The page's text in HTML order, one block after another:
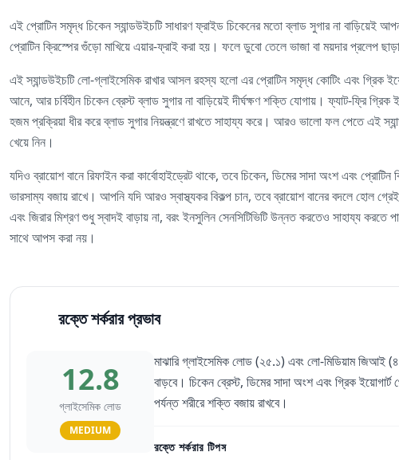
এই প্রোটিন সমৃদ্ধ চিকেন স্যান্ডউইচটি সাধারণ ফ্রাইড চিকেনের মতো ব্লাড সুগার না বাড়িয়েই
প্রোটিন ক্রিস্পের গুঁড়ো মাখিয়ে এয়ার-ফ্রাই করা হয়। ফলে ডুবো তেলে ভাজা বা ময়দার প্রলেপ
এই স্যান্ডউইচটি লো-গ্লাইসেমিক রাখার আসল রহস্য হলো এর প্রোটিন সমৃদ্ধ কোটিং এবং গ্রিক
আনে, আর চর্বিহীন চিকেন ব্রেস্ট ব্লাড সুগার না বাড়িয়েই দীর্ঘক্ষণ শক্তি যোগায়। ফ্যাট-ফ্রি
হজম প্রক্রিয়া ধীর করে ব্লাড সুগার নিয়ন্ত্রণে রাখতে সাহায্য করে। আরও ভালো ফল পেতে এই
খেয়ে নিন।
যদিও ব্রায়োশ বানে রিফাইন করা কার্বোহাইড্রেট থাকে, তবে চিকেন, ডিমের সাদা অংশ এবং
ভারসাম্য বজায় রাখে। আপনি যদি আরও স্বাস্থ্যকর বিকল্প চান, তবে ব্রায়োশ বানের বদলে হোল
এবং জিরার মিশ্রণ শুধু স্বাদই বাড়ায় না, বরং ইনসুলিন সেনসিটিভিটি উন্নত করতেও সাহায্য করতে
সাথে আপস করা নয়।
রক্তে শর্করার প্রভাব
12.8
গ্লাইসেমিক লোড
MEDIUM
মাঝারি গ্লাইসেমিক লোড (২৫.১) এবং লো-মিডিয়াম জিআই
বাড়বে। চিকেন ব্রেস্ট, ডিমের সাদা অংশ এবং গ্রিক
পর্যন্ত শরীরে শক্তি বজায় রাখবে।
রক্তে শর্করার টিপস